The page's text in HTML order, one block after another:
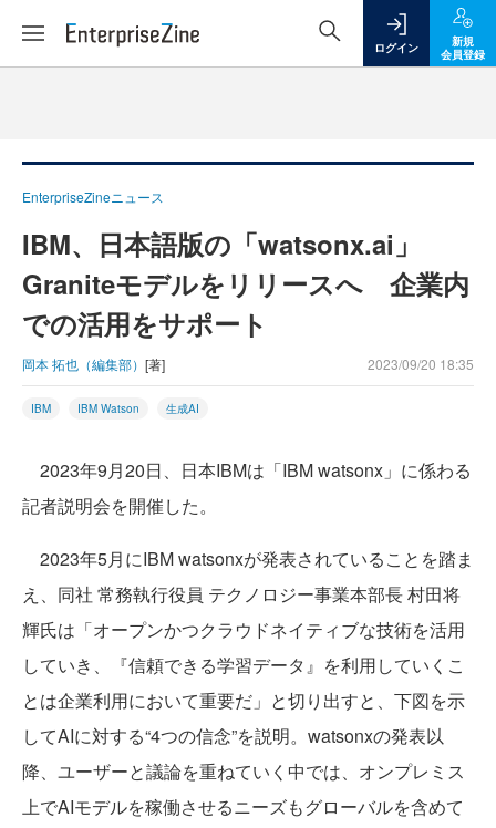
ログイン
新規
会員登録
EnterpriseZineニュース
IBM、日本語版の「watsonx.ai」
Graniteモデルをリリースへ 企業内
での活用をサポート
岡本 拓也（編集部） [著] 2023/09/20 18:35
IBM IBM Watson 生成AI
2023年9月20日、日本IBMは「IBM watsonx」に係わる
記者説明会を開催した。
2023年5月にIBM watsonxが発表されていることを踏ま
え、同社 常務執行役員 テクノロジー事業本部長 村田将
輝氏は「オープンかつクラウドネイティブな技術を活用
していき、『信頼できる学習データ』を利用していくこ
とは企業利用において重要だ」と切り出すと、下図を示
してAIに対する“4つの信念”を説明。watsonxの発表以
降、ユーザーと議論を重ねていく中では、オンプレミス
上でAIモデルを稼働させるニーズもグローバルを含めて